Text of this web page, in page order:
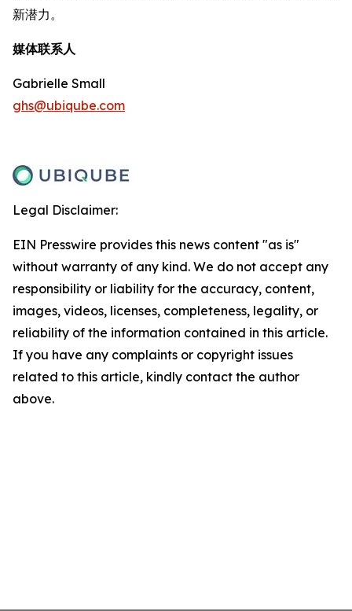
新潜力。
媒体联系人
Gabrielle Small
ghs@ubiqube.com
Legal Disclaimer:
EIN Presswire provides this news content "as is"
without warranty of any kind. We do not accept any
responsibility or liability for the accuracy, content,
images, videos, licenses, completeness, legality, or
reliability of the information contained in this article.
If you have any complaints or copyright issues
related to this article, kindly contact the author
above.